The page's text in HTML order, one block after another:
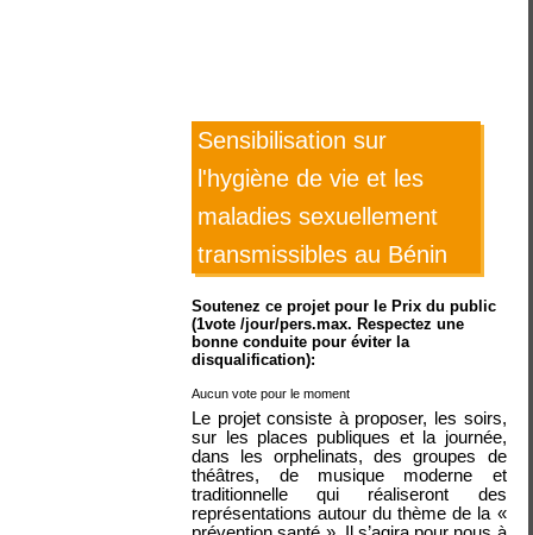
Sensibilisation sur
l'hygiène de vie et les
maladies sexuellement
transmissibles au Bénin
Soutenez ce projet pour le Prix du public
(1vote /jour/pers.max. Respectez une
bonne conduite pour éviter la
disqualification):
Aucun vote pour le moment
Le projet consiste à proposer, les soirs,
sur les places publiques et la journée,
dans les orphelinats, des groupes de
théâtres, de musique moderne et
traditionnelle qui réaliseront des
représentations autour du thème de la «